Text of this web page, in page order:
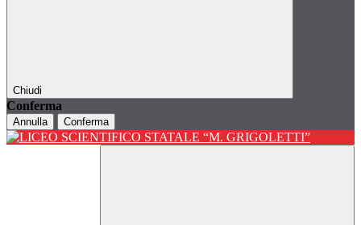
Chiudi
Conferma
Annulla Conferma